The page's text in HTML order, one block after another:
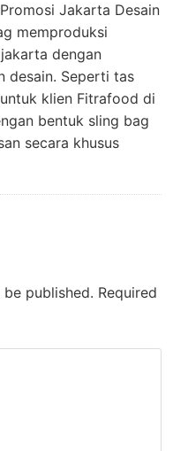
Jakarta Desain
memproduksi
dengan
desain. Seperti tas
klien Fitrafood di
bentuk sling bag
secara khusus
published. Required